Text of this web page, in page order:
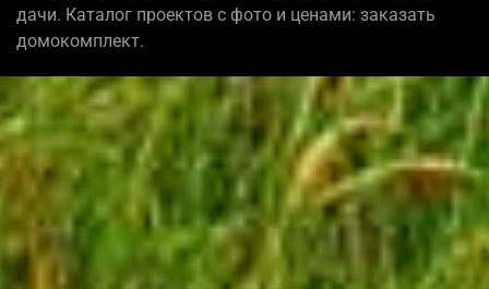
дачи. Каталог проектов с фото и ценами: заказать
домокомплект.